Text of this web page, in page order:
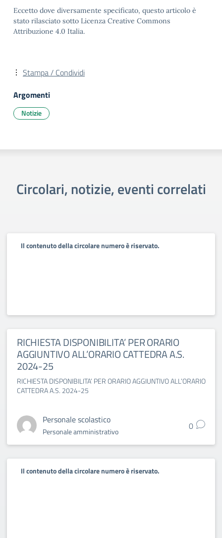
Eccetto dove diversamente specificato, questo articolo è
stato rilasciato sotto Licenza Creative Commons
Attribuzione 4.0 Italia.
Stampa / Condividi
Argomenti
Notizie
Circolari, notizie, eventi correlati
Il contenuto della circolare numero è riservato.
RICHIESTA DISPONIBILITA’ PER ORARIO
AGGIUNTIVO ALL’ORARIO CATTEDRA A.S.
2024-25
RICHIESTA DISPONIBILITA’ PER ORARIO AGGIUNTIVO ALL’ORARIO
CATTEDRA A.S. 2024-25
Personale scolastico
Personale amministrativo 0
Il contenuto della circolare numero è riservato.